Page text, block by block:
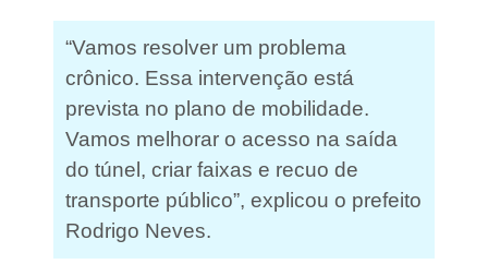
“Vamos resolver um problema
crônico. Essa intervenção está
prevista no plano de mobilidade.
Vamos melhorar o acesso na saída
do túnel, criar faixas e recuo de
transporte público”, explicou o prefeito
Rodrigo Neves.